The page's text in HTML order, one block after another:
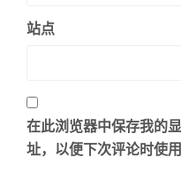
站点
在此浏览器中保存我的
址，以便下次评论时使用